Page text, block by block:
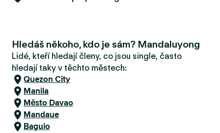
Hledáš někoho, kdo je sám? Mandaluyong
Lidé, kteří hledají členy, co jsou single, často
hledají taky v těchto městech:
Quezon City
Manila
Město Davao
Mandaue
Baguio